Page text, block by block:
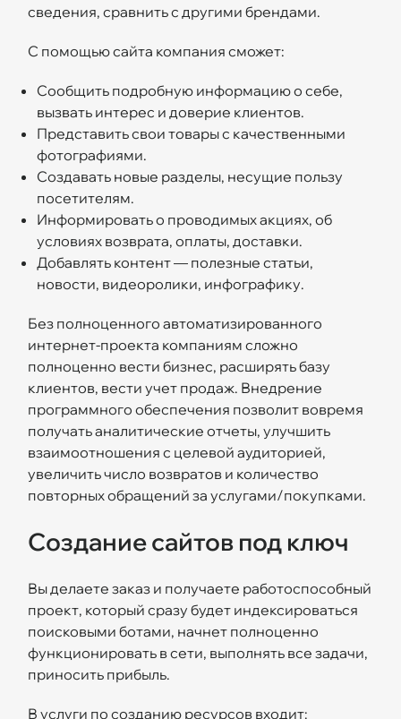
сведения, сравнить с другими брендами.
С помощью сайта компания сможет:
Сообщить подробную информацию о себе,
вызвать интерес и доверие клиентов.
Представить свои товары с качественными
фотографиями.
Создавать новые разделы, несущие пользу
посетителям.
Информировать о проводимых акциях, об
условиях возврата, оплаты, доставки.
Добавлять контент — полезные статьи,
новости, видеоролики, инфографику.
Без полноценного автоматизированного
интернет-проекта компаниям сложно
полноценно вести бизнес, расширять базу
клиентов, вести учет продаж. Внедрение
программного обеспечения позволит вовремя
получать аналитические отчеты, улучшить
взаимоотношения с целевой аудиторией,
увеличить число возвратов и количество
повторных обращений за услугами/покупками.
Создание сайтов под ключ
Вы делаете заказ и получаете работоспособный
проект, который сразу будет индексироваться
поисковыми ботами, начнет полноценно
функционировать в сети, выполнять все задачи,
приносить прибыль.
В услуги по созданию ресурсов входит: